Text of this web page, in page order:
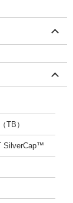
TB）
SilverCap™